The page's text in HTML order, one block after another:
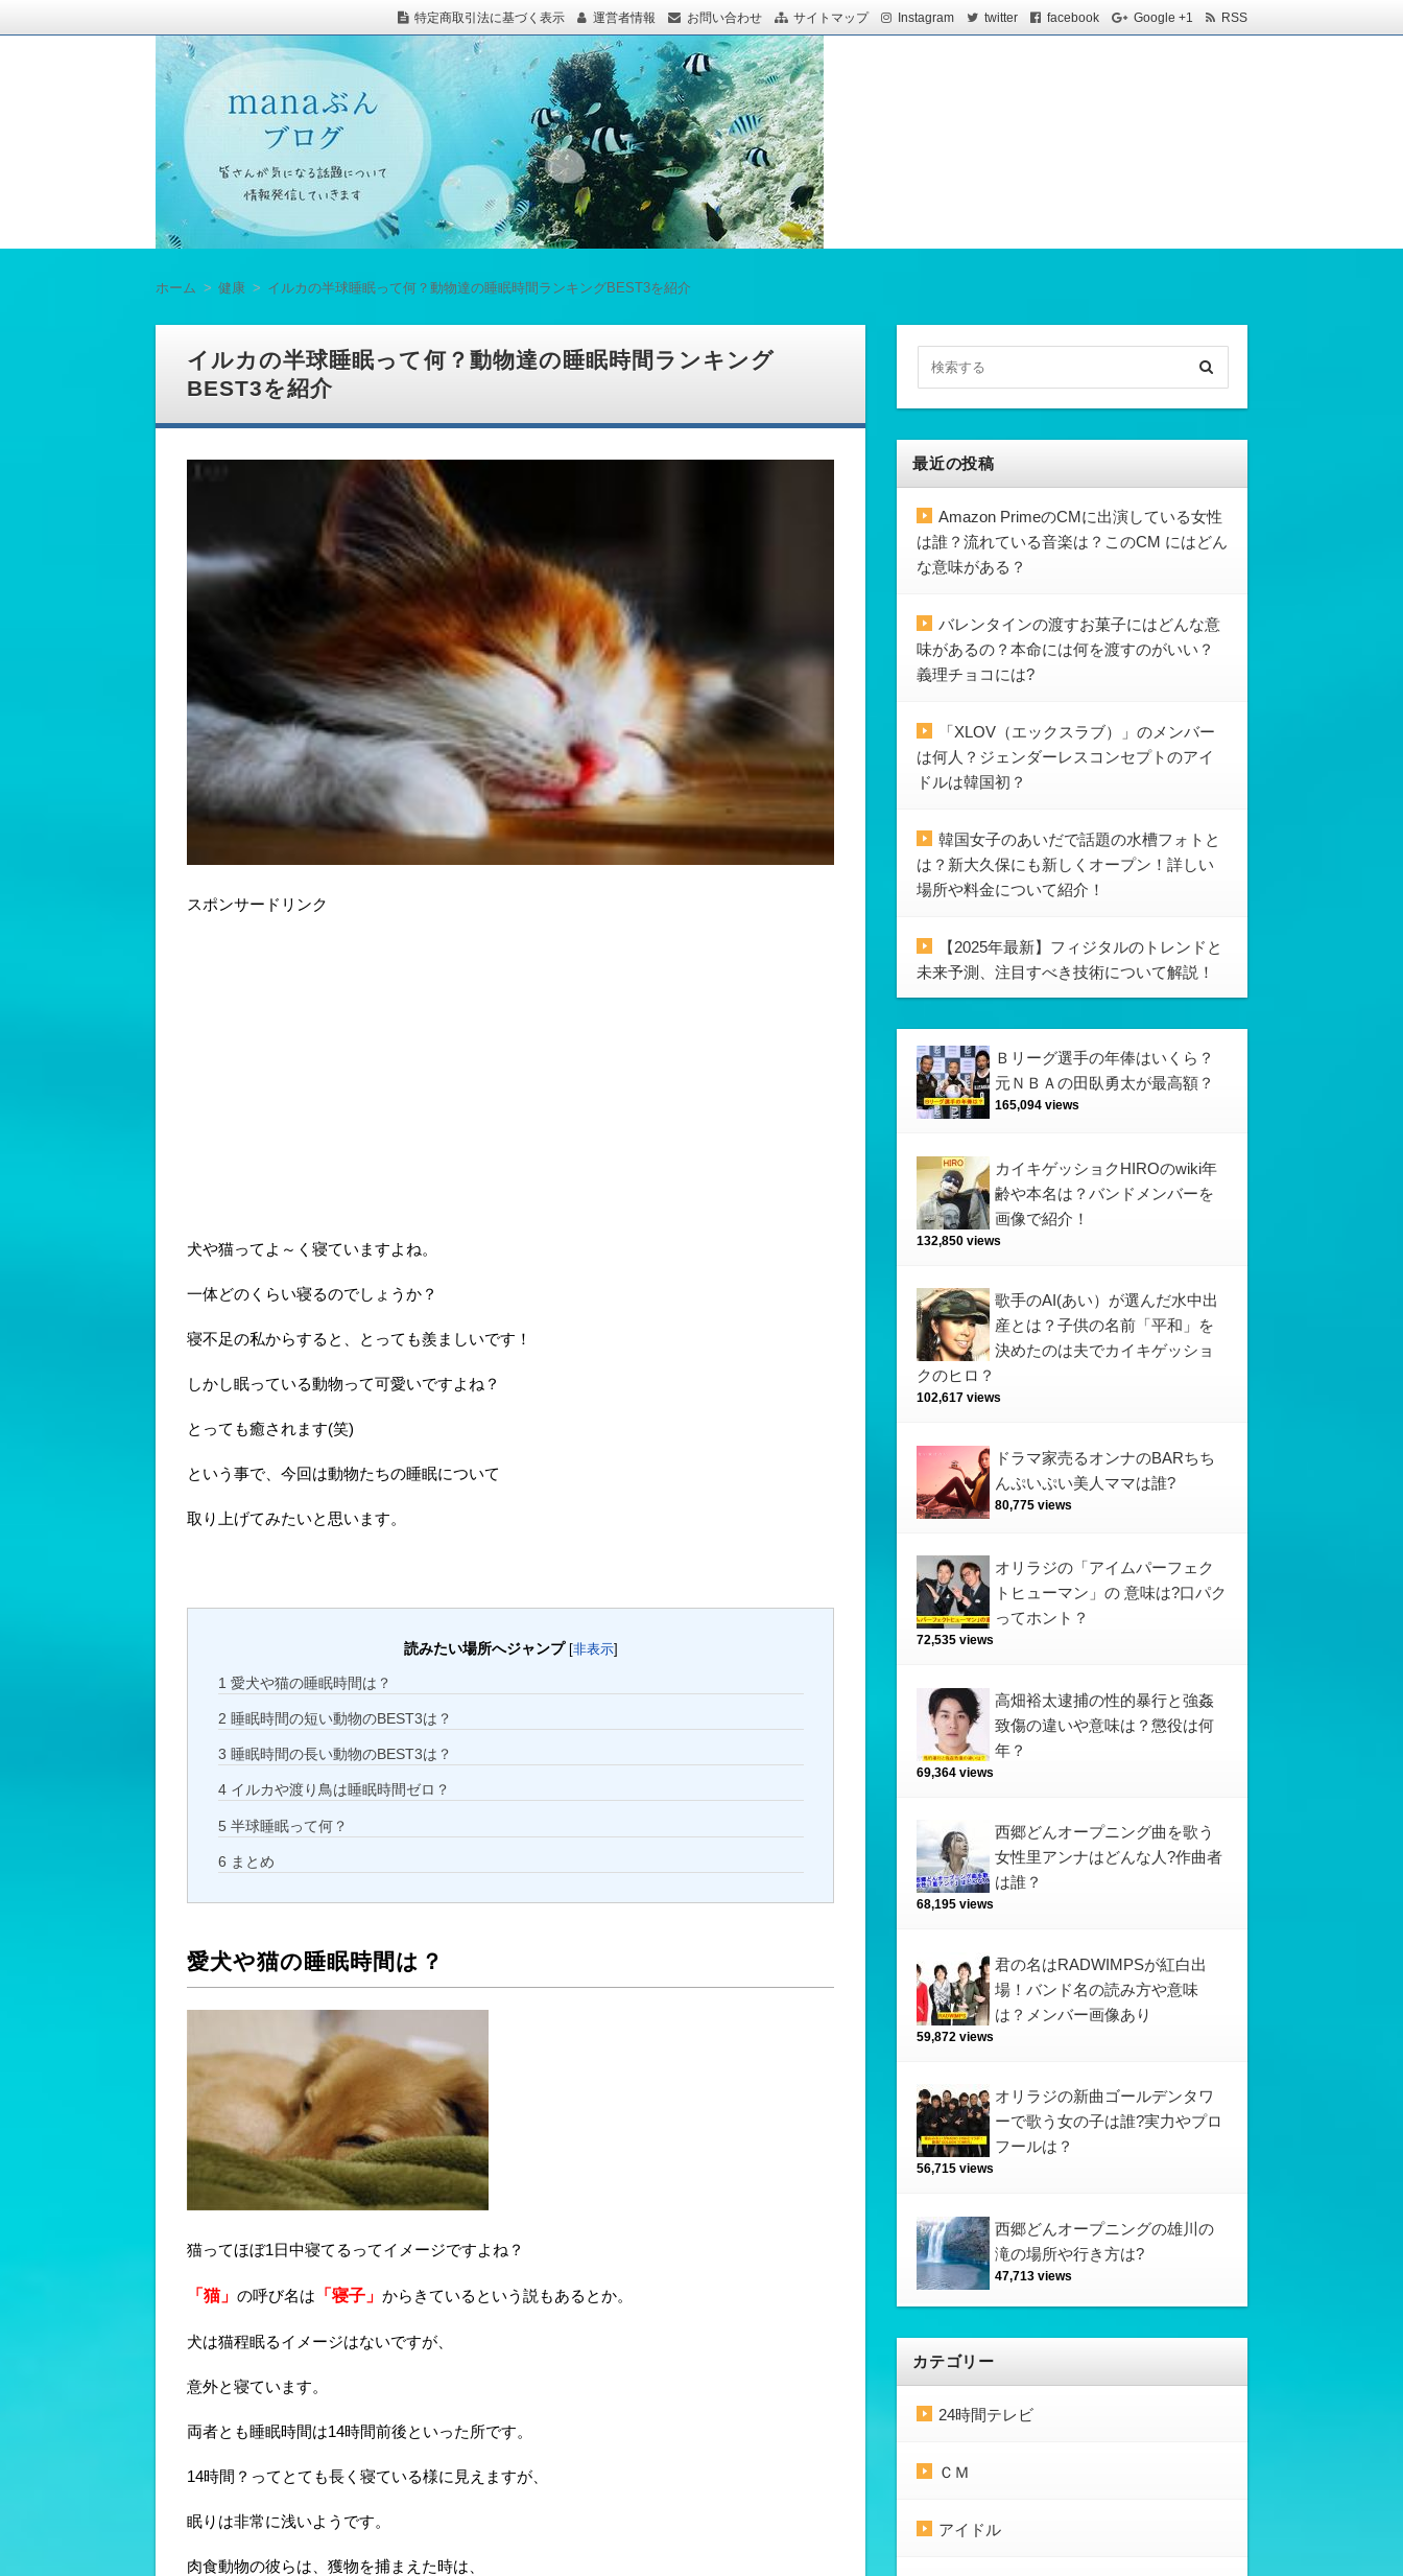
特定商取引法に基づく表示 運営者情報 お問い合わせ サイトマップ Instagram twitter facebook Google +1 RSS
ホーム 健康 イルカの半球睡眠って何？動物達の睡眠時間ランキングBEST3を紹介
イルカの半球睡眠って何？動物達の睡眠時間ランキング
BEST3を紹介
スポンサードリンク
犬や猫ってよ～く寝ていますよね。
一体どのくらい寝るのでしょうか？
寝不足の私からすると、とっても羨ましいです！
しかし眠っている動物って可愛いですよね？
とっても癒されます(笑)
という事で、今回は動物たちの睡眠について
取り上げてみたいと思います。
読みたい場所へジャンプ [非表示]
1 愛犬や猫の睡眠時間は？
2 睡眠時間の短い動物のBEST3は？
3 睡眠時間の長い動物のBEST3は？
4イルカや渡り鳥は睡眠時間ゼロ？
5半球睡眠って何？
6 まとめ
愛犬や猫の睡眠時間は？
猫ってほぼ1日中寝てるってイメージですよね？
「猫」 の呼び名は 「寝子」 からきているという説もあるとか。
犬は猫程眠るイメージはないですが、
意外と寝ています。
両者とも睡眠時間は14時間前後といった所です。
14時間？ってとても長く寝ている様に見えますが、
眠りは非常に浅いようです。
肉食動物の彼らは、獲物を捕まえた時は、
最近の投稿
Amazon PrimeのCMに出演している女性
は誰？流れている音楽は？このCM にはどん
な意味がある？
バレンタインの渡すお菓子にはどんな意
味があるの？本命には何を渡すのがいい？
義理チョコには?
「XLOV（エックスラブ）」のメンバー
は何人？ジェンダーレスコンセプトのアイ
ドルは韓国初？
韓国女子のあいだで話題の水槽フォトと
は？新大久保にも新しくオープン！詳しい
場所や料金について紹介！
【2025年最新】フィジタルのトレンドと
未来予測、注目すべき技術について解説！
Ｂリーグ選手の年俸はいくら？
元ＮＢＡの田臥勇太が最高額？
165,094 views
カイキゲッショクHIROのwiki年
齢や本名は？バンドメンバーを
画像で紹介！
132,850 views
歌手のAI(あい）が選んだ水中出
産とは？子供の名前「平和」を
決めたのは夫でカイキゲッショ
クのヒロ？
102,617 views
ドラマ家売るオンナのBARちち
んぷいぷい美人ママは誰?
80,775 views
オリラジの「アイムパーフェク
トヒューマン」の 意味は?口パク
ってホント？
72,535 views
高畑裕太逮捕の性的暴行と強姦
致傷の違いや意味は？懲役は何
年？
69,364 views
西郷どんオープニング曲を歌う
女性里アンナはどんな人?作曲者
は誰？
68,195 views
君の名はRADWIMPSが紅白出
場！バンド名の読み方や意味
は？メンバー画像あり
59,872 views
オリラジの新曲ゴールデンタワ
ーで歌う女の子は誰?実力やプロ
フールは？
56,715 views
西郷どんオープニングの雄川の
滝の場所や行き方は?
47,713 views
カテゴリー
24時間テレビ
ＣＭ
アイドル